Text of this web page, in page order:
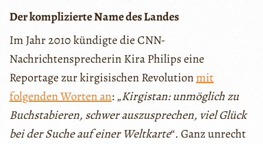
Der komplizierte Name des Landes
Im Jahr 2010 kündigte die CNN-
Nachrichtensprecherin Kira Philips eine
Reportage zur kirgisischen Revolutionmit
folgenden Worten an: „Kirgistan: unmöglich zu
Buchstabieren, schwer auszusprechen, viel Glück
bei der Suche auf einer Weltkarte“. Ganz unrecht